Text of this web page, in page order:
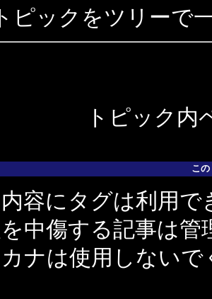
ピックをツリーで
トピック内
こ
容にタグは利用で
中傷する記事は管
ナは使用しない